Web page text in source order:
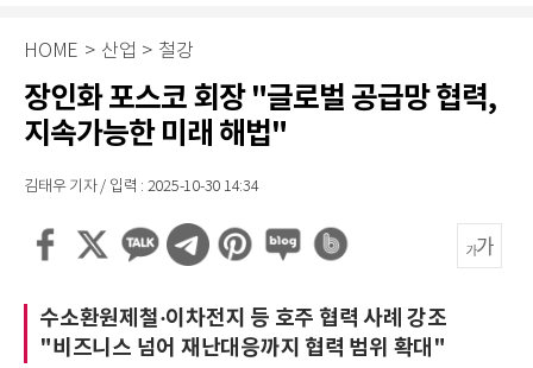
HOME > 산업 > 철강
장인화 포스코 회장 "글로벌 공급망 협력,
지속가능한 미래 해법"
김태우 기자 / 입력 : 2025-10-30 14:34
수소환원제철·이차전지 등 호주 협력 사례 강조
"비즈니스 넘어 재난대응까지 협력 범위 확대"